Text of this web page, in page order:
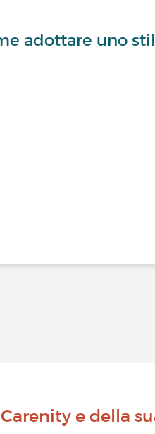
adottare uno
e della